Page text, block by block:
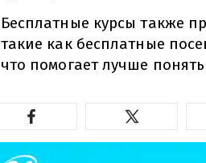
Бесплатные курсы также
такие как бесплатные
что помогает лучше